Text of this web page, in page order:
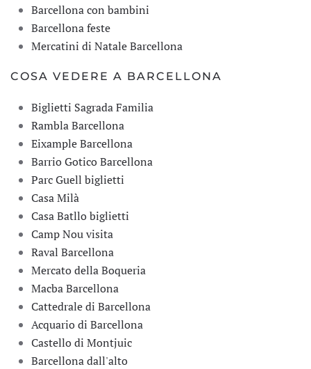
Barcellona con bambini
Barcellona feste
Mercatini di Natale Barcellona
COSA VEDERE A BARCELLONA
Biglietti Sagrada Familia
Rambla Barcellona
Eixample Barcellona
Barrio Gotico Barcellona
Parc Guell biglietti
Casa Milà
Casa Batllo biglietti
Camp Nou visita
Raval Barcellona
Mercato della Boqueria
Macba Barcellona
Cattedrale di Barcellona
Acquario di Barcellona
Castello di Montjuic
Barcellona dall'alto